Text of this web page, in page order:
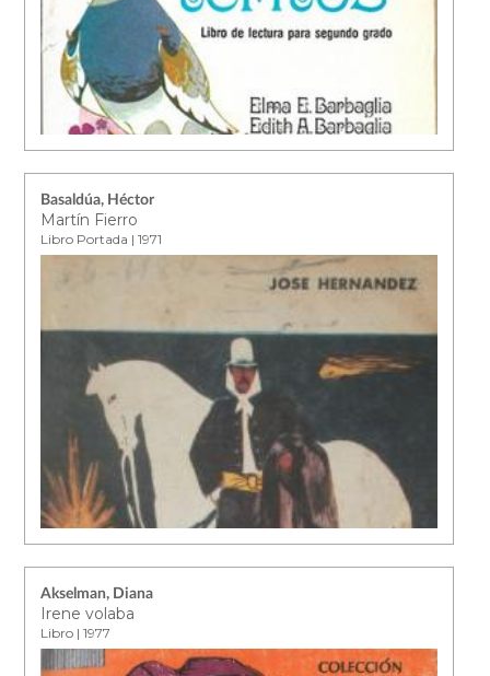
Basaldúa, Héctor
Martín Fierro
Libro Portada | 1971
Akselman, Diana
Irene volaba
Libro | 1977